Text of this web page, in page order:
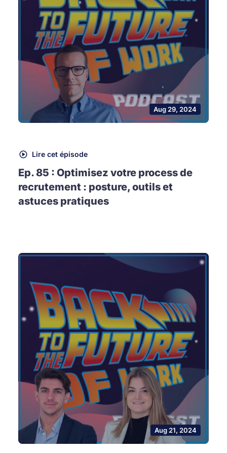
Aug 29, 2024
Lire cet épisode
Ep. 85 : Optimisez votre process de
recrutement : posture, outils et
astuces pratiques
Aug 21, 2024